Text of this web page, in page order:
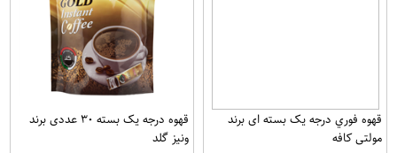
قهوه فوري درجه یک بسته ای برند
مولتي کافه
قهوه درجه یک بسته ۳۰ عددی برند
ونيز گلد